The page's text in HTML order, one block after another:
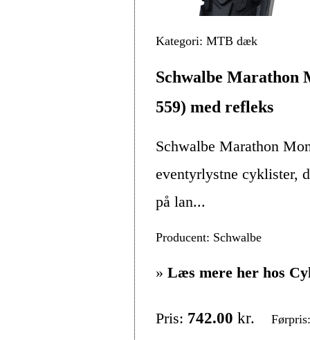
Kategori: MTB dæk
Schwalbe Marathon
559) med refleks
Schwalbe Marathon
eventyrlystne cyklister,
på lan...
Producent: Schwalbe
» Læs mere her hos
Pris: 742.00 kr.